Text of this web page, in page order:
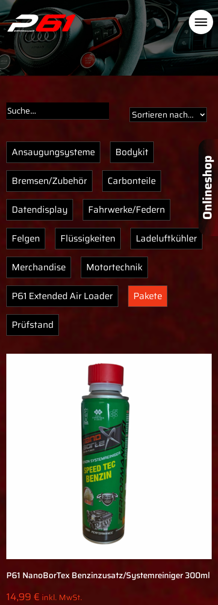
Ansaugungsysteme Bodykit
Bremsen/Zubehör Carbonteile
Datendisplay Fahrwerke/Federn
Felgen Flüssigkeiten Ladeluftkühler
Merchandise Motortechnik
P61 Extended Air Loader Pakete
Prüfstand
P61 NanoBorTex Benzinzusatz/Systemreiniger 300ml
14,99€ inkl. MwSt.